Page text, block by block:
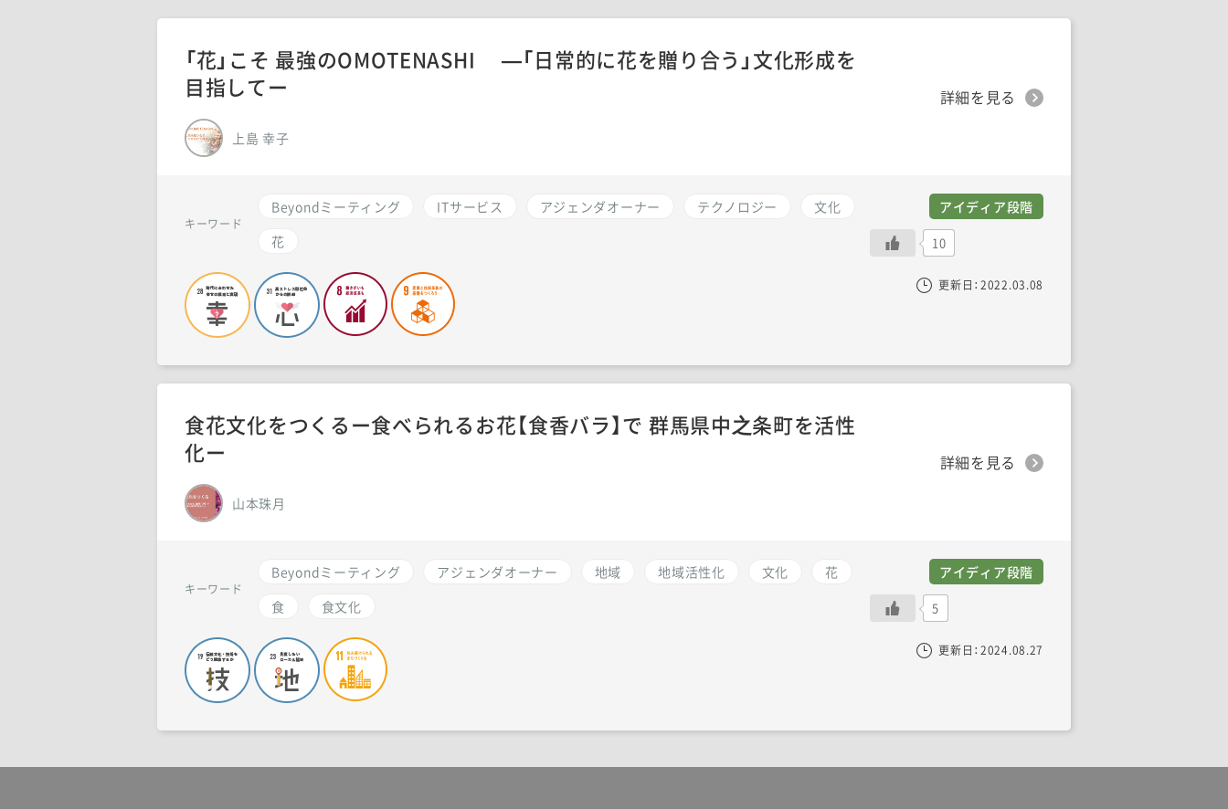
食花文化をつくるー食べられるお花【食香バラ】で 群馬県中之条町を活性
化ー
山本珠月
詳細を見る
キーワード
Beyondミーティング アジェンダオーナー 地域 地域活性化 文化
花
食
食文化
アイディア段階
5
更新日： 2024.08.27
「花」こそ 最強のOMOTENASHI ―「日常的に花を贈り合う」文化形成を
目指してー
上島 幸子
詳細を見る
キーワード
Beyondミーティング ITサービス アジェンダオーナー テクノロジー
文化
花
アイディア段階
10
更新日： 2022.03.08